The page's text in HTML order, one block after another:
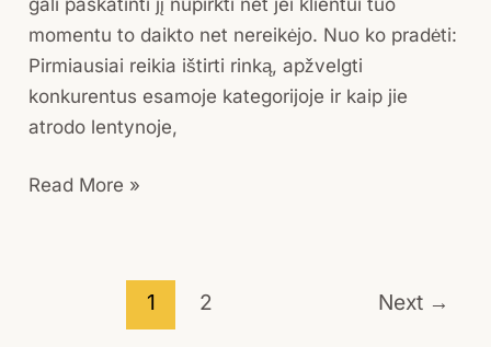
momentu to daikto net nereikėjo. Nuo ko pradėti:
Pirmiausiai reikia ištirti rinką, apžvelgti
konkurentus esamoje kategorijoje ir kaip jie
atrodo lentynoje,
Read More »
1 2 Next →